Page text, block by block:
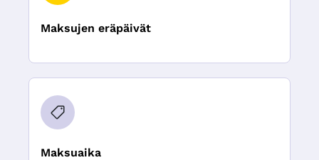
Maksujen eräpäivät
Maksuaika